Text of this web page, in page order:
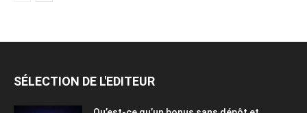
SÉLECTION DE L'EDITEUR